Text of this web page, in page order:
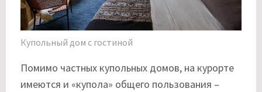
Купольный дом с гостиной
Помимо частных купольных домов, на курорте
имеются и «купола» общего пользования –